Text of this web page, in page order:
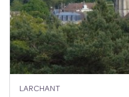
LARCHANT